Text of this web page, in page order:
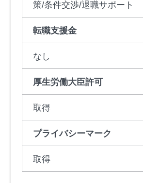
策/条件交渉/退職サポート
転職支援金
なし
厚生労働大臣許可
取得
プライバシーマーク
取得